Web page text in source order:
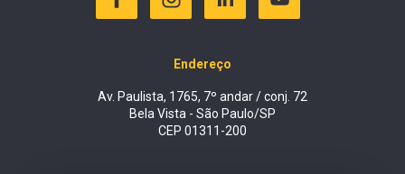
Endereço
Av. Paulista, 1765, 7º andar / conj. 72
Bela Vista - São Paulo/SP
CEP 01311-200